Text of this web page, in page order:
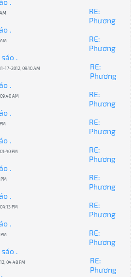
.
RE:
Phương
.
RE:
Phương
.
17-2012, 09:10 AM
RE:
Phương
.
AM
RE:
Phương
.
RE:
Phương
.
PM
RE:
Phương
.
RE:
Phương
.
PM
RE:
Phương
.
RE:
Phương
.
04:48 PM
RE:
Phương